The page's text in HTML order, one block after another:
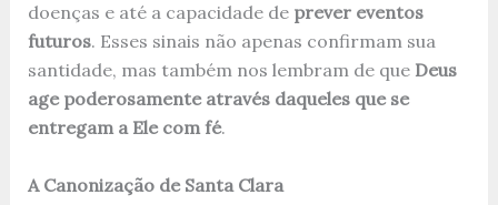
doenças e até a capacidade de prever eventos
futuros. Esses sinais não apenas confirmam sua
santidade, mas também nos lembram de que Deus
age poderosamente através daqueles que se
entregam a Ele com fé.
A Canonização de Santa Clara